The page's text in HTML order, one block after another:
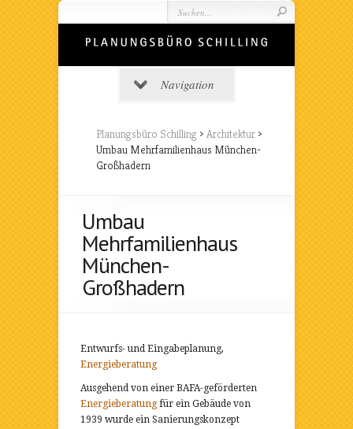
Navigation
Planungsbüro Schilling > Architektur >
Umbau Mehrfamilienhaus München-
Großhadern
Umbau
Mehrfamilienhaus
München-
Großhadern
Entwurfs- und Eingabeplanung,
Energieberatung
Ausgehend von einer BAFA-geförderten
Energieberatungfür ein Gebäude von
1939 wurde ein Sanierungskonzept